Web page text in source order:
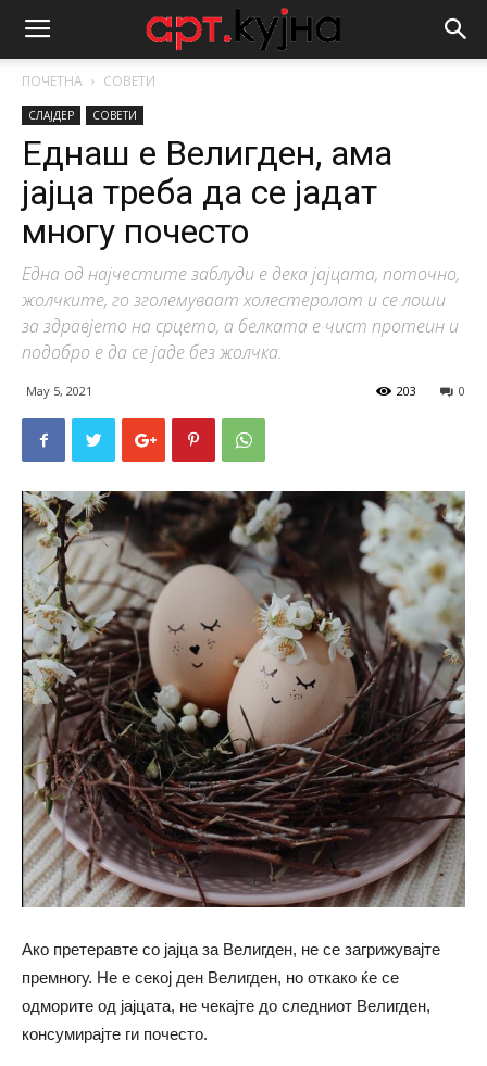
ПОЧЕТНА СОВЕТИ
СЛАЈДЕР СОВЕТИ
Еднаш е Велигден, ама
јајца треба да се јадат
многу почесто
Една од најчестите заблуди е дека јајцата, поточно,
жолчките, го зголемуваат холестеролот и се лоши
за здравјето на срцето, а белката е чист протеин и
подобро е да се јаде без жолчка.
May 5, 2021 0
203
Ако претеравте со јајца за Велигден, не се загрижувајте
премногу. Не е секој ден Велигден, но откако ќе се
одморите од јајцата, не чекајте до следниот Велигден,
консумирајте ги почесто.